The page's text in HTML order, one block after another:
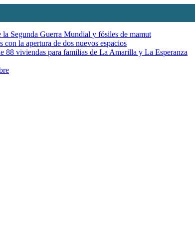
Segunda Guerra Mundial y fósiles de mamut
la apertura de dos nuevos espacios
viviendas para familias de La Amarilla y La Esperanza